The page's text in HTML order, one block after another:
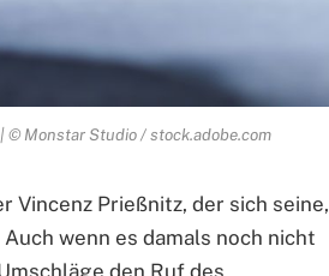
Monstar Studio / stock.adobe.com
Vincenz Prießnitz, der sich seine,
wenn es damals noch nicht